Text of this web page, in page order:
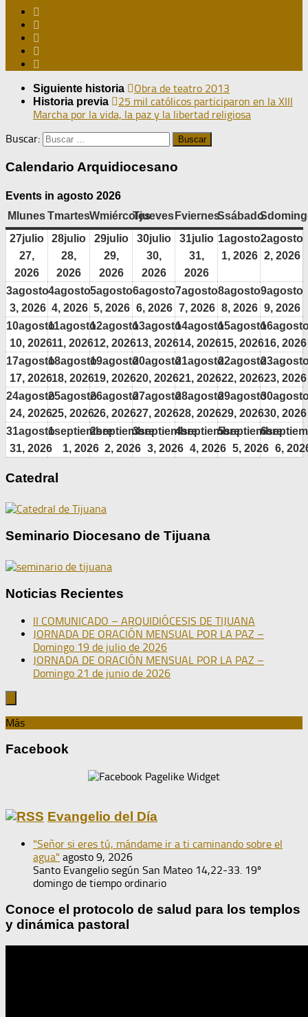
Siguiente historia Obra de teatro 2013
Historia previa
25 mil católicos participaron en la XIII
Marcha por la vida, la paz y la libertad religiosa
Buscar:
Calendario Arquidiocesano
Events in agosto 2026
M lunesTmartesWmiércoles
Tjueves FviernesSsábadoS
27julio
27,
2026
28julio
28,
2026
29julio
29,
2026
30julio
30,
2026
31julio
31,
2026
1agosto
1, 2026
2agosto
2, 2026
3agosto
3, 2026
4agosto
4, 2026
5agosto
5, 2026
6agosto
6, 2026
7agosto
7, 2026
8agosto
8, 2026
9agosto
9, 2026
10agosto
10, 2026
11agosto
11, 2026
12agosto
12, 2026
13agosto
13, 2026
14agosto
14, 2026
15agosto
15, 2026
16
16, 2026
17agosto
17, 2026
18agosto
18, 2026
19agosto
19, 2026
20agosto
20, 2026
21agosto
21, 2026
22agosto
22, 2026
23
23, 2026
24agosto
24, 2026
25agosto
25, 2026
26agosto
26, 2026
27agosto
27, 2026
28agosto
28, 2026
29agosto
29, 2026
30
30, 2026
31agosto
31, 2026
1septiembre
1, 2026
2septiembre
2, 2026
3septiembre
3, 2026
4septiembre
4, 2026
5septiembre
5, 2026
6
6,
Catedral
Seminario Diocesano de Tijuana
Noticias Recientes
II COMUNICADO – ARQUIDIÓCESIS DE TIJUANA
JORNADA DE ORACIÓN MENSUAL POR LA PAZ –
Domingo 19 de julio de 2026
JORNADA DE ORACIÓN MENSUAL POR LA PAZ –
Domingo 21 de junio de 2026
Más
Facebook
Evangelio del Día
"Señor si eres tú, mándame ir a ti caminando sobre el
agua" agosto 9, 2026
Santo Evangelio según San Mateo 14,22-33. 19º
domingo de tiempo ordinario
Conoce el protocolo de salud para los templos
y dinámica pastoral